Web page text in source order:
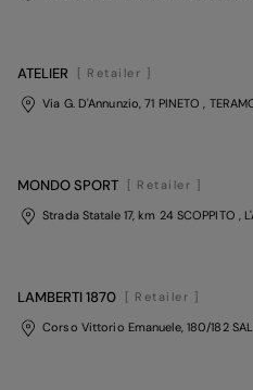
ATELIER
[ Retailer ]
Via G. D'Annunzio, 71 PINETO
,
MONDO SPORT
[ Retailer ]
Strada Statale 17, km 24 SCOPPITO
,
LAMBERTI 1870
[ Retailer ]
Corso Vittorio Emanuele, 180/182